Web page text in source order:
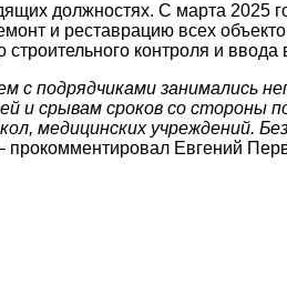
должностях. С марта 2025
и реставрацию всех
контроля и ввода
подрядчиками занимались
и срывам сроков со стороны
медицинских учреждений.
прокомментировал Евгений